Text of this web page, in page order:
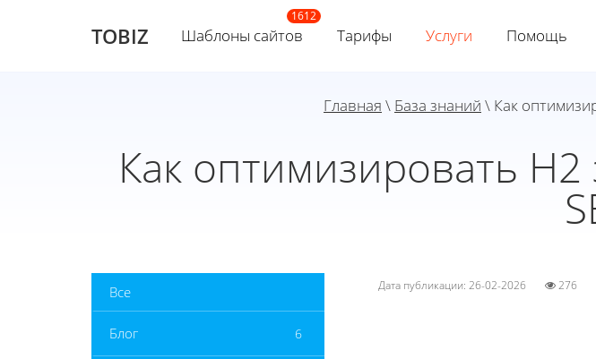
TOBIZ Шаблоны сайтов Тарифы Услуги Помощь
Главная \ База знаний \ Как
Как оптимизировать
Все
Блог 6
Дата публикации: 26-02-2026 276